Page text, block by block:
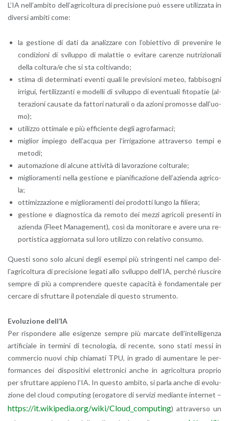
L’IA nel­l’am­bi­to del­l’a­gri­col­tu­ra di pre­ci­sio­ne può es­se­re uti­liz­za­ta in
di­ver­si am­bi­ti come:
la ge­stio­ne di dati da ana­liz­za­re con l’o­biet­ti­vo di pre­ve­ni­re le
con­di­zio­ni di svi­lup­po di ma­lat­tie o evi­ta­re ca­ren­ze nu­tri­zio­na­li
della col­tu­ra/e che si sta col­ti­van­do;
stima di de­ter­mi­na­ti even­ti quali le pre­vi­sio­ni meteo, fab­bi­so­gni
ir­ri­gui, fer­ti­liz­zan­ti e mo­del­li di svi­lup­po di even­tua­li fi­to­pa­tie (al­
te­ra­zio­ni cau­sa­te da fat­to­ri na­tu­ra­li o da azio­ni pro­mos­se dal­l’uo­
mo);
uti­liz­zo ot­ti­ma­le e più ef­fi­cien­te degli agro­far­ma­ci;
mi­glior im­pie­go del­l’ac­qua per l’ir­ri­ga­zio­ne at­tra­ver­so tempi e
me­to­di;
au­to­ma­zio­ne di al­cu­ne at­ti­vi­tà di la­vo­ra­zio­ne col­tu­ra­le;
mi­glio­ra­men­ti nella ge­stio­ne e pia­ni­fi­ca­zio­ne del­l’a­zien­da agri­co­
la;
ot­ti­miz­za­zio­ne e mi­glio­ra­men­ti dei pro­dot­ti lungo la fi­lie­ra;
ge­stio­ne e dia­gno­sti­ca da re­mo­to dei mezzi agri­co­li pre­sen­ti in
azien­da (Fleet Ma­na­ge­ment), così da mo­ni­to­ra­re e avere una re­
por­ti­sti­ca ag­gior­na­ta sul loro uti­liz­zo con re­la­ti­vo con­su­mo.
Que­sti sono solo al­cu­ni degli esem­pi più strin­gen­ti nel campo del­
l’a­gri­col­tu­ra di pre­ci­sio­ne le­ga­ti allo svi­lup­po del­l’IA, per­ché riu­sci­re
sem­pre di più a com­pren­de­re que­ste ca­pa­ci­tà è fon­da­men­ta­le per
cer­ca­re di sfrut­ta­re il po­ten­zia­le di que­sto stru­men­to.
Evo­lu­zio­ne del­l’IA
Per ri­spon­de­re alle esi­gen­ze sem­pre più mar­ca­te del­l’in­tel­li­gen­za
ar­ti­fi­cia­le in ter­mi­ni di tec­no­lo­gia, di re­cen­te, sono stati messi in
com­mer­cio nuovi chip chia­ma­ti TPU, in grado di au­men­ta­re le per­
for­man­ces dei di­spo­si­ti­vi elet­tro­ni­ci anche in agri­col­tu­ra pro­prio
per sfrut­ta­re ap­pie­no l’IA. In que­sto am­bi­to, si parla anche di evo­lu­
zio­ne del cloud com­pu­ting (ero­ga­to­re di ser­vi­zi me­dian­te in­ter­net –
https://​it.​wikipedia.​org/​wiki/​Cloud_​computing) at­tra­ver­so un